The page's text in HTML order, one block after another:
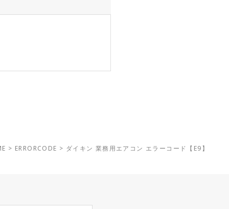
> ERRORCODE > ダイキン 業務用エアコン エラーコード【E9】